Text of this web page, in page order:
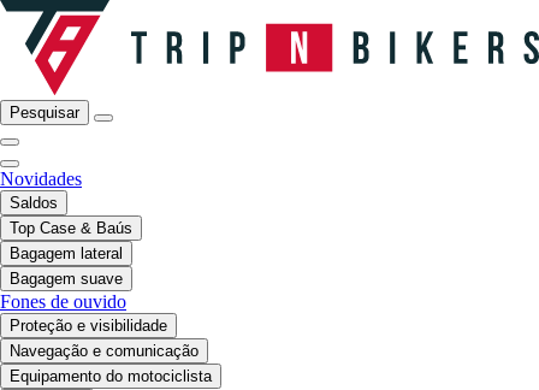
Pesquisar
Novidades
Saldos
Top Case & Baús
Bagagem lateral
Bagagem suave
Fones de ouvido
Proteção e visibilidade
Navegação e comunicação
Equipamento do motociclista